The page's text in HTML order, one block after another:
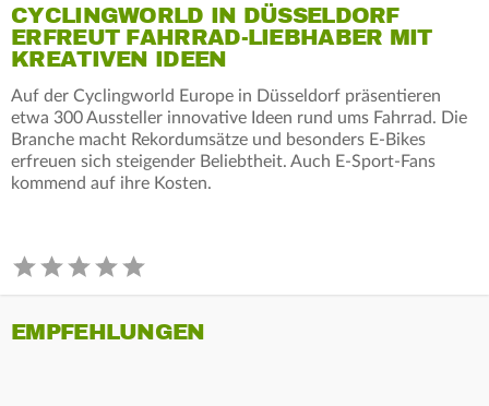
CYCLINGWORLD IN DÜSSELDORF
ERFREUT FAHRRAD-LIEBHABER MIT
KREATIVEN IDEEN
Auf der Cyclingworld Europe in Düsseldorf präsentieren
etwa 300 Aussteller innovative Ideen rund ums Fahrrad. Die
Branche macht Rekordumsätze und besonders E-Bikes
erfreuen sich steigender Beliebtheit. Auch E-Sport-Fans
kommend auf ihre Kosten.
EMPFEHLUNGEN